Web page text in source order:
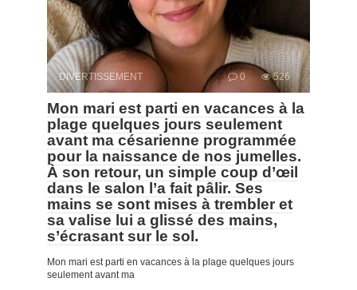
DIVERTISSEMENT 0 526
Mon mari est parti en vacances à la
plage quelques jours seulement
avant ma césarienne programmée
pour la naissance de nos jumelles.
À son retour, un simple coup d’œil
dans le salon l’a fait pâlir. Ses
mains se sont mises à trembler et
sa valise lui a glissé des mains,
s’écrasant sur le sol.
Mon mari est parti en vacances à la plage quelques jours
seulement avant ma